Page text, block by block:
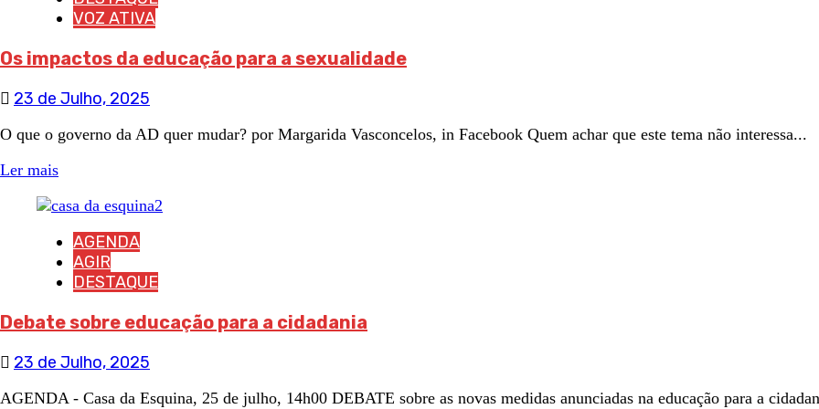
VOZ ATIVA
Os impactos da educação para a sexualidade
23 de Julho, 2025
O que o governo da AD quer mudar? por Margarida Vasconcelos, in Facebook Quem achar que este tema não interessa...
Ler mais
AGENDA
AGIR
DESTAQUE
Debate sobre educação para a cidadania
23 de Julho, 2025
AGENDA - Casa da Esquina, 25 de julho, 14h00 DEBATE sobre as novas medidas anunciadas na educação para a